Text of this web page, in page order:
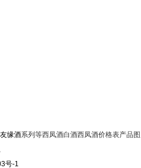
缘酒系列等西凤酒白酒西凤酒价格表产品图
号-1